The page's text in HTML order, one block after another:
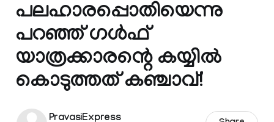
പലഹാരപ്പൊതിയെന്നു
പറഞ്ഞ് ഗൾഫ്
യാത്രക്കാരന്റെ കയ്യിൽ
കൊടുത്തത് കഞ്ചാവ്!
PravasiExpress